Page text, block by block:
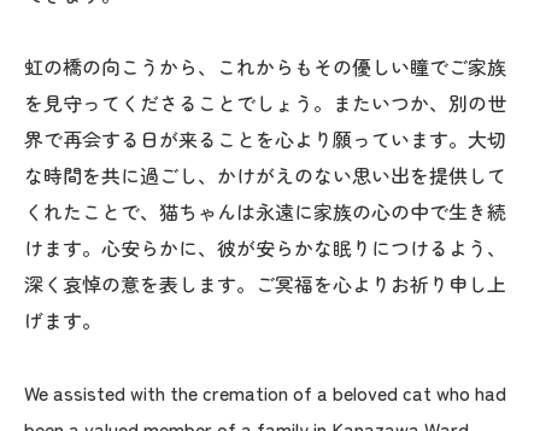
虹の橋の向こうから、これからもその優しい瞳でご家族
を見守ってくださることでしょう。またいつか、別の世
界で再会する日が来ることを心より願っています。大切
な時間を共に過ごし、かけがえのない思い出を提供して
くれたことで、猫ちゃんは永遠に家族の心の中で生き続
けます。心安らかに、彼が安らかな眠りにつけるよう、
深く哀悼の意を表します。ご冥福を心よりお祈り申し上
げます。
We assisted with the cremation of a beloved cat who had